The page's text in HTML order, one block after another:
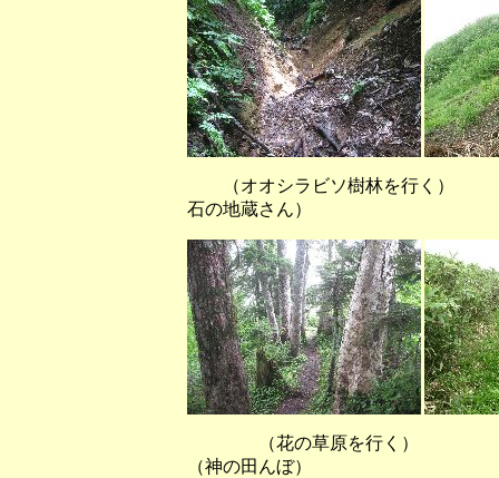
（オオシラビソ樹林を行く
石の地蔵さん）
（花の草原を行
（神の田んぼ）